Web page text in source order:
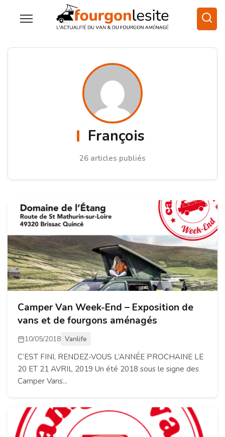
François
26 articles publiés
Camper Van Week-End – Exposition de
vans et de fourgons aménagés
10/05/2018 Vanlife
C’EST FINI, RENDEZ-VOUS L’ANNÉE PROCHAINE LE
20 ET 21 AVRIL 2019 Un été 2018 sous le signe des
Camper Vans...